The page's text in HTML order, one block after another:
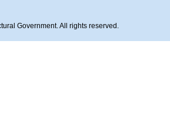
Government. All rights reserved.